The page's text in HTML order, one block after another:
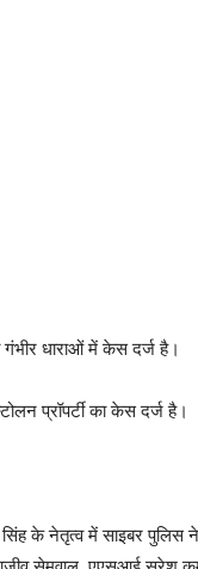
धाराओं में केस दर्ज है।
प्रॉपर्टी का केस दर्ज है।
के नेतृत्व में साइबर पुलिस ने